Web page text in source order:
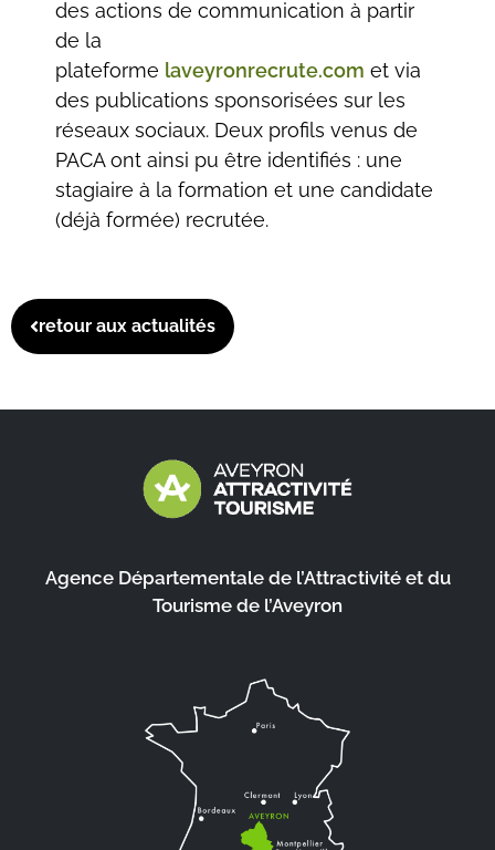
des actions de communication à partir
de la
plateforme laveyronrecrute.com et via
des publications sponsorisées sur les
réseaux sociaux. Deux profils venus de
PACA ont ainsi pu être identifiés : une
stagiaire à la formation et une candidate
(déjà formée) recrutée.
retour aux actualités
Agence Départementale de l’Attractivité et du
Tourisme de l’Aveyron